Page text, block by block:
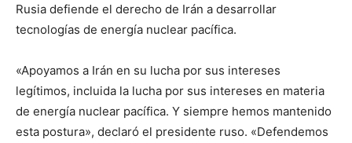
Rusia defiende el derecho de Irán a desarrollar
tecnologías de energía nuclear pacífica.
«Apoyamos a Irán en su lucha por sus intereses
legítimos, incluida la lucha por sus intereses en materia
de energía nuclear pacífica. Y siempre hemos mantenido
esta postura», declaró el presidente ruso. «Defendemos